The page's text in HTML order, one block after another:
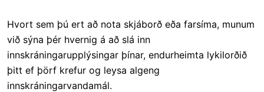
Hvort sem þú ert að nota skjáborð eða farsíma, munum
við sýna þér hvernig á að slá inn
innskráningarupplýsingar þínar, endurheimta lykilorðið
þitt ef þörf krefur og leysa algeng
innskráningarvandamál.